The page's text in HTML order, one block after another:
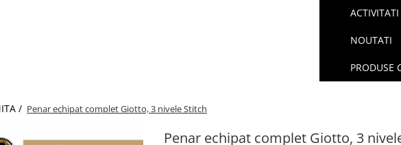
NOUTATI
PRODUSE
/ Penar echipat complet Giotto, 3 nivele Stitch
Penar echipat complet Giotto, 3